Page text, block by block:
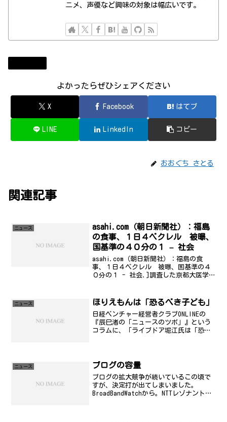
ニメ、声優など興味の対象は幅広いです。
よかったらぜひシェアください
X Facebook はてブ
LINE LinkedIn コピー
おおぐち さとる
関連記事
ニュース
asahi.com（朝日新聞社）：福島
の食事、１日４ベクレル 被曝、
国基準の４０分の１ – 社会
asahi.com（朝日新聞社）：福島の食
事、１日４ベクレル 被曝、国基準の４
０分の１ - 社会.]調査した京都大医学研
どのレベルではなかった」と話してい
る。ホントかな...
ニュース ほりえもんは「恐るべき子ども」
日経ベンチャー経営者クラブONLINEの
『辰巳渚の「ニュースのツボ」』という
コラムに、「ライブドア堀江氏は「恐る
人気が高いサイトを書籍...
ニュース ブログの容量
ブログの拡大競争が続いているこの頃で
すが、決定打が出てしまいました。
BroadBandWatchから。NTTレゾナントが